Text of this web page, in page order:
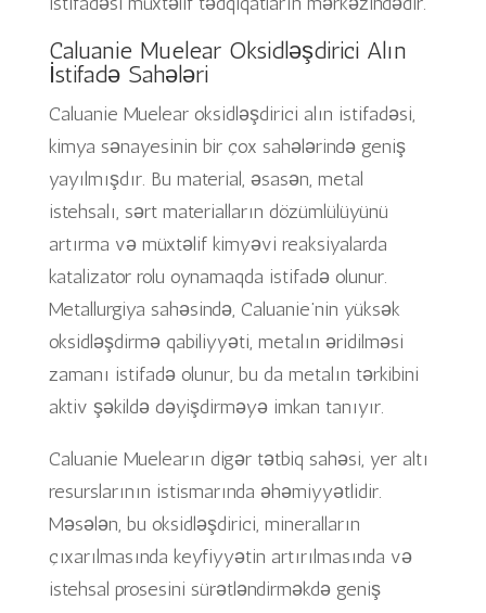
Caluanie Muelear Oksidləşdirici Alın
İstifadə Sahələri
Caluanie Muelear oksidləşdirici alın istifadəsi,
kimya sənayesinin bir çox sahələrində geniş
yayılmışdır. Bu material, əsasən, metal
istehsalı, sərt materialların dözümlülüyünü
artırma və müxtəlif kimyəvi reaksiyalarda
katalizator rolu oynamaqda istifadə olunur.
Metallurgiya sahəsində, Caluanie’nin yüksək
oksidləşdirmə qabiliyyəti, metalın əridilməsi
zamanı istifadə olunur, bu da metalın tərkibini
aktiv şəkildə dəyişdirməyə imkan tanıyır.
Caluanie Muelearın digər tətbiq sahəsi, yer altı
resurslarının istismarında əhəmiyyətlidir.
Məsələn, bu oksidləşdirici, mineralların
çıxarılmasında keyfiyyətin artırılmasında və
istehsal prosesini sürətləndirməkdə geniş